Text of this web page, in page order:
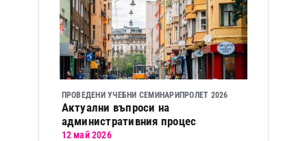
ПРОВЕДЕНИ УЧЕБНИ СЕМИНАРИПРОЛЕТ 2026
Актуални въпроси на
административния процес
12 май 2026